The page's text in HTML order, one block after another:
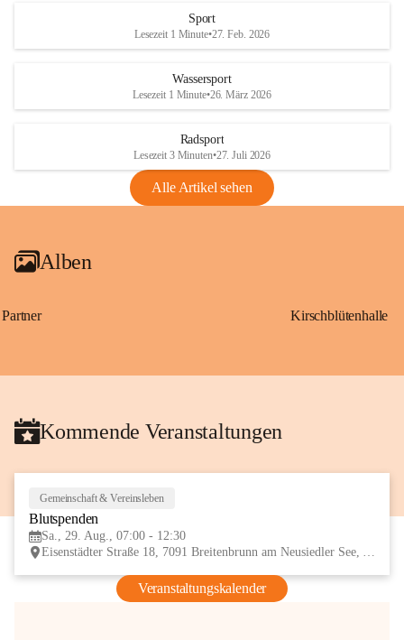
Rebe und der Amerikanischen
Anhang VBl. EU Nr. 18
1 Seite•1,4 MB
VBl. EU Nr. 18_2026
Sport
Lesezeit 1 Minute•27. Feb. 2026
Wassersport
Lesezeit 1 Minute•26. März 2026
Radsport
Lesezeit 3 Minuten•27. Juli 2026
Alle Artikel sehen
Alben
Partner Kirschblütenhalle
Kommende Veranstaltungen
Gemeinschaft & Vereinsleben
Blutspenden
Sa., 29. Aug., 07:00 - 12:30
Eisenstädter Straße 18, 7091 Breitenbrunn am Neusiedler See, AUT
Veranstaltungskalender